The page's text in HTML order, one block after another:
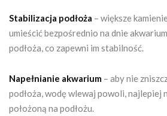
Stabilizacja podłoża – większe
umieścić bezpośrednio na dnie
podłoża, co zapewni im stabilność.
Napełnianie akwarium – aby nie
podłoża, wodę wlewaj powoli, najlepiej
położoną na podłożu.